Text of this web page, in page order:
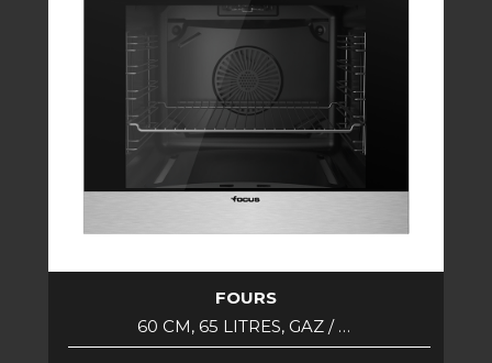
FOURS
60 CM, 65 LITRES, GAZ / …